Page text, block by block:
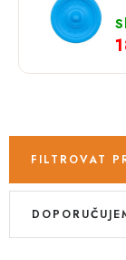
BLOG
O nás Kontakty
Výměna, vrácení a
Podmínky ochrany
Zásady použivání
FILTROVAT
V
Ř